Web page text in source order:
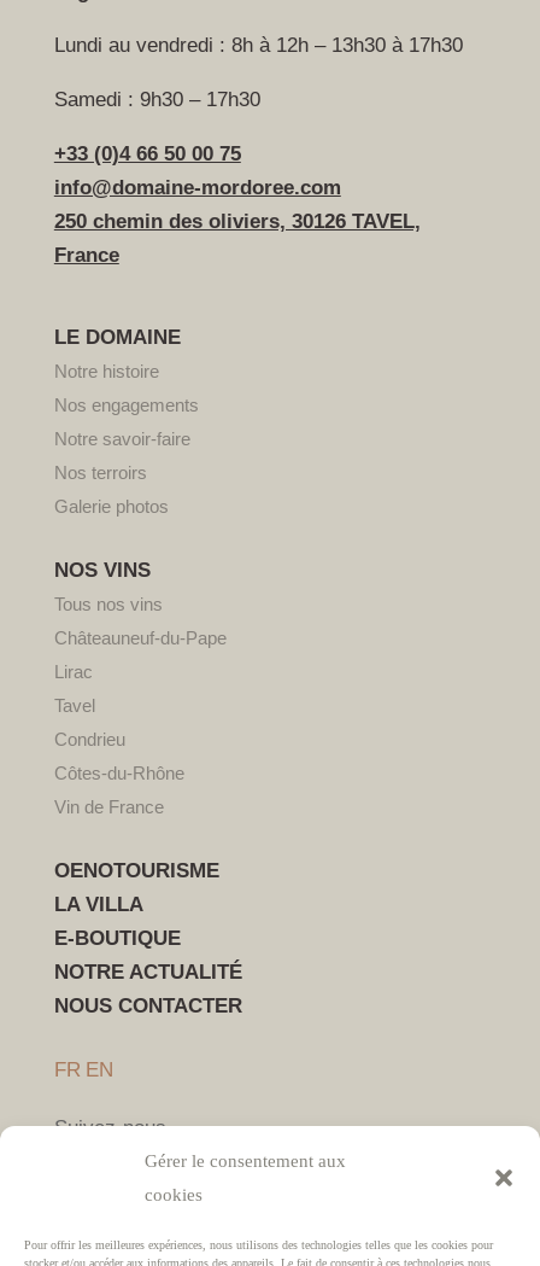
Gérer le consentement aux
cookies
Pour offrir les meilleures expériences, nous utilisons des technologies telles que les cookies pour
stocker et/ou accéder aux informations des appareils. Le fait de consentir à ces technologies nous
Lundi au vendredi : 8h à 12h – 13h30 à 17h30
Samedi : 9h30 – 17h30
+33 (0)4 66 50 00 75
info@domaine-mordoree.com
250 chemin des oliviers, 30126 TAVEL,
France
LE DOMAINE
Notre histoire
Nos engagements
Notre savoir-faire
Nos terroirs
Galerie photos
NOS VINS
Tous nos vins
Châteauneuf-du-Pape
Lirac
Tavel
Condrieu
Côtes-du-Rhône
Vin de France
OENOTOURISME
LA VILLA
E-BOUTIQUE
NOTRE ACTUALITÉ
NOUS CONTACTER
FR EN
Suivez-nous